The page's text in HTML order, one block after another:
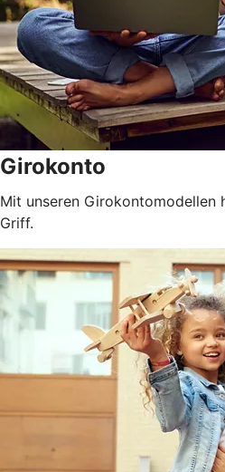
Girokonto
Mit unseren Girokontomodellen
Griff.